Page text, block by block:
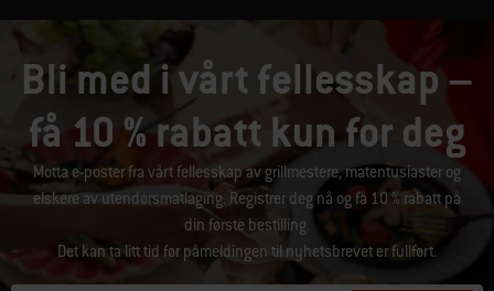
Bli med i vårt fellesskap –
få 10 % rabatt kun for deg
Motta e-poster fra vårt fellesskap av grillmestere, matentusiaster og
elskere av utendørsmatlaging. Registrer deg nå og få 10 % rabatt på
din første bestilling.
Det kan ta litt tid før påmeldingen til nyhetsbrevet er fullført.